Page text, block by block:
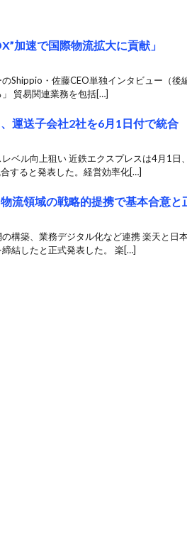
加速で国際物流拡大に貢献」
Shippio・佐藤CEO単独インタビュー（後
貿易関連業務を包括[…]
運送子会社2社を6月1日付で統合
ベル向上狙い 近鉄エクスプレスは4月1日
すると発表した。経営効率化[…]
流領域の戦略的提携で基本合意と
構築、業務デジタル化など連携 楽天と日
結したと正式発表した。 楽[…]